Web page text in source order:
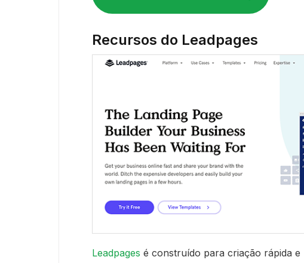
Recursos do Leadpages
Leadpages é construído para criação rápida